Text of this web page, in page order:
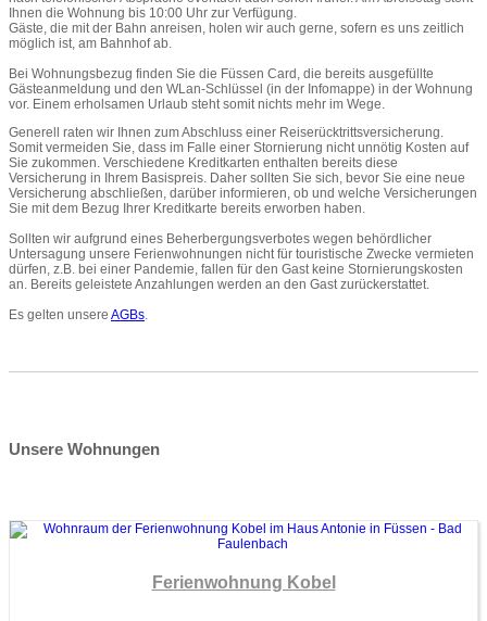
Ihnen die Wohnung bis 10:00 Uhr zur Verfügung.
Gäste, die mit der Bahn anreisen, holen wir auch gerne, sofern es uns zeitlich
möglich ist, am Bahnhof ab.
Bei Wohnungsbezug finden Sie die Füssen Card, die bereits ausgefüllte
Gästeanmeldung und den WLan-Schlüssel (in der Infomappe) in der Wohnung
vor. Einem erholsamen Urlaub steht somit nichts mehr im Wege.
Generell raten wir Ihnen zum Abschluss einer Reiserücktrittsversicherung.
Somit vermeiden Sie, dass im Falle einer Stornierung nicht unnötig Kosten auf
Sie zukommen. Verschiedene Kreditkarten enthalten bereits diese
Versicherung in Ihrem Basispreis. Daher sollten Sie sich, bevor Sie eine neue
Versicherung abschließen, darüber informieren, ob und welche Versicherungen
Sie mit dem Bezug Ihrer Kreditkarte bereits erworben haben.
Sollten wir aufgrund eines Beherbergungsverbotes wegen behördlicher
Untersagung unsere Ferienwohnungen nicht für touristische Zwecke vermieten
dürfen, z.B. bei einer Pandemie, fallen für den Gast keine Stornierungskosten
an. Bereits geleistete Anzahlungen werden an den Gast zurückerstattet.
Es gelten unsere AGBs.
Unsere Wohnungen
Ferienwohnung Kobel